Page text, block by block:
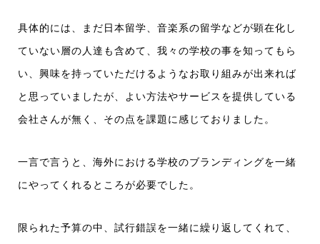
具体的には、まだ日本留学、音楽系の留学などが顕在化し
ていない層の人達も含めて、我々の学校の事を知ってもら
い、興味を持っていただけるようなお取り組みが出来れば
と思っていましたが、よい方法やサービスを提供している
会社さんが無く、その点を課題に感じておりました。
一言で言うと、海外における学校のブランディングを一緒
にやってくれるところが必要でした。
限られた予算の中、試行錯誤を一緒に繰り返してくれて、